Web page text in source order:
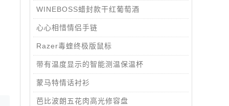
WINEBOSS蜡封款干红葡萄酒
​​​​​​​心心相惜情侣手链
Razer毒蝰终极版鼠标
带有温度显示的智能测温保温杯
蒙马特情话衬衫
芭比波朗五花肉高光修容盘